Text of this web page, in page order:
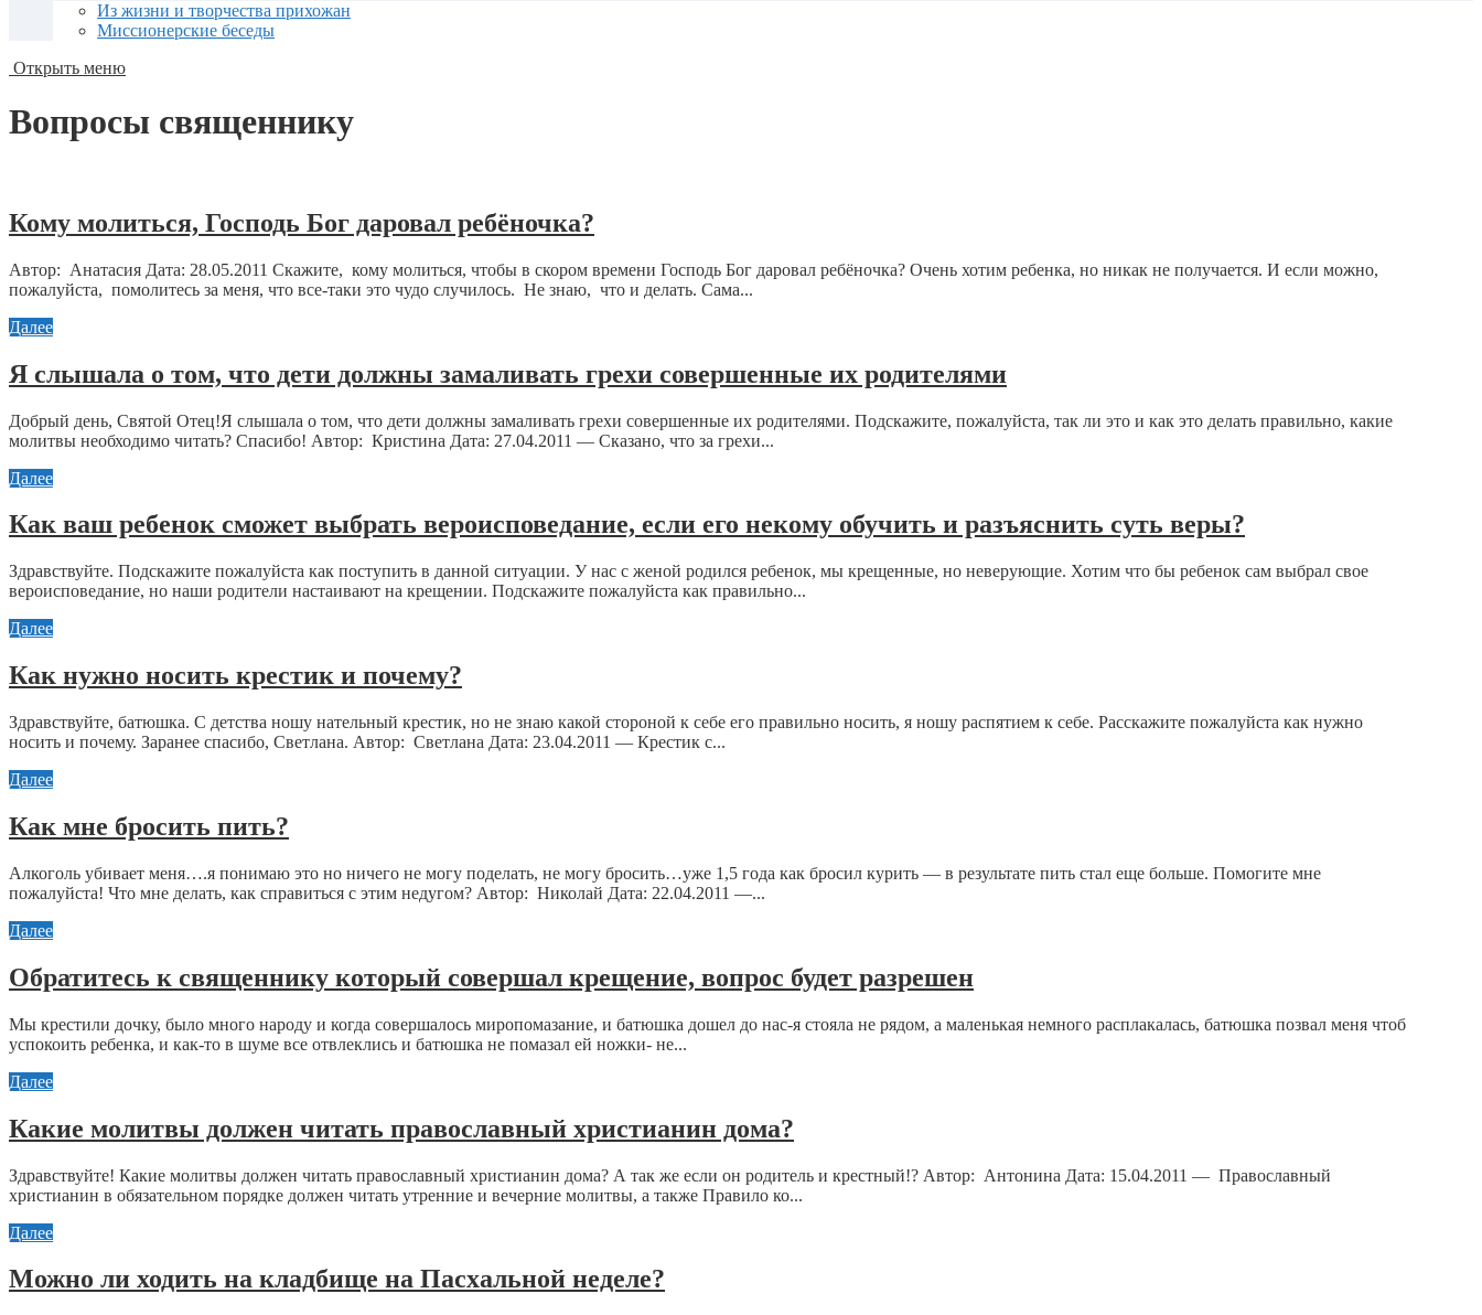
Из жизни и творчества прихожан
Миссионерские беседы
Открыть меню
Вопросы священнику
Кому молиться, Господь Бог даровал ребёночка?
Автор: Анатасия Дата: 28.05.2011 Cкажите, кому молиться, чтобы в скором времени Господь Бог даровал ребёночка? Очень хотим ребенка, но никак не получается. И если можно,
пожалуйста, помолитесь за меня, что все-таки это чудо случилось. Не знаю, что и делать. Сама...
Далее
Я слышала о том, что дети должны замаливать грехи совершенные их родителями
Добрый день, Святой Отец!Я слышала о том, что дети должны замаливать грехи совершенные их родителями. Подскажите, пожалуйста, так ли это и как это делать правильно, какие
молитвы необходимо читать? Спасибо! Автор: Кристина Дата: 27.04.2011 — Сказано, что за грехи...
Далее
Как ваш ребенок сможет выбрать вероисповедание, если его некому обучить и разъяснить суть веры?
Здравствуйте. Подскажите пожалуйста как поступить в данной ситуации. У нас с женой родился ребенок, мы крещенные, но неверующие. Хотим что бы ребенок сам выбрал свое
вероисповедание, но наши родители настаивают на крещении. Подскажите пожалуйста как правильно...
Далее
Как нужно носить крестик и почему?
Здравствуйте, батюшка. С детства ношу нательный крестик, но не знаю какой стороной к себе его правильно носить, я ношу распятием к себе. Расскажите пожалуйста как нужно
носить и почему. Заранее спасибо, Светлана. Автор: Светлана Дата: 23.04.2011 — Крестик с...
Далее
Как мне бросить пить?
Алкоголь убивает меня….я понимаю это но ничего не могу поделать, не могу бросить…уже 1,5 года как бросил курить — в результате пить стал еще больше. Помогите мне
пожалуйста! Что мне делать, как справиться с этим недугом? Автор: Николай Дата: 22.04.2011 —...
Далее
Обратитесь к священнику который совершал крещение, вопрос будет разрешен
Мы крестили дочку, было много народу и когда совершалось миропомазание, и батюшка дошел до нас-я стояла не рядом, а маленькая немного расплакалась, батюшка позвал меня чтоб
успокоить ребенка, и как-то в шуме все отвлеклись и батюшка не помазал ей ножки- не...
Далее
Какие молитвы должен читать православный христианин дома?
Здравствуйте! Какие молитвы должен читать православный христианин дома? А так же если он родитель и крестный!? Автор: Антонина Дата: 15.04.2011 — Православный
христианин в обязательном порядке должен читать утренние и вечерние молитвы, а также Правило ко...
Далее
Можно ли ходить на кладбище на Пасхальной неделе?